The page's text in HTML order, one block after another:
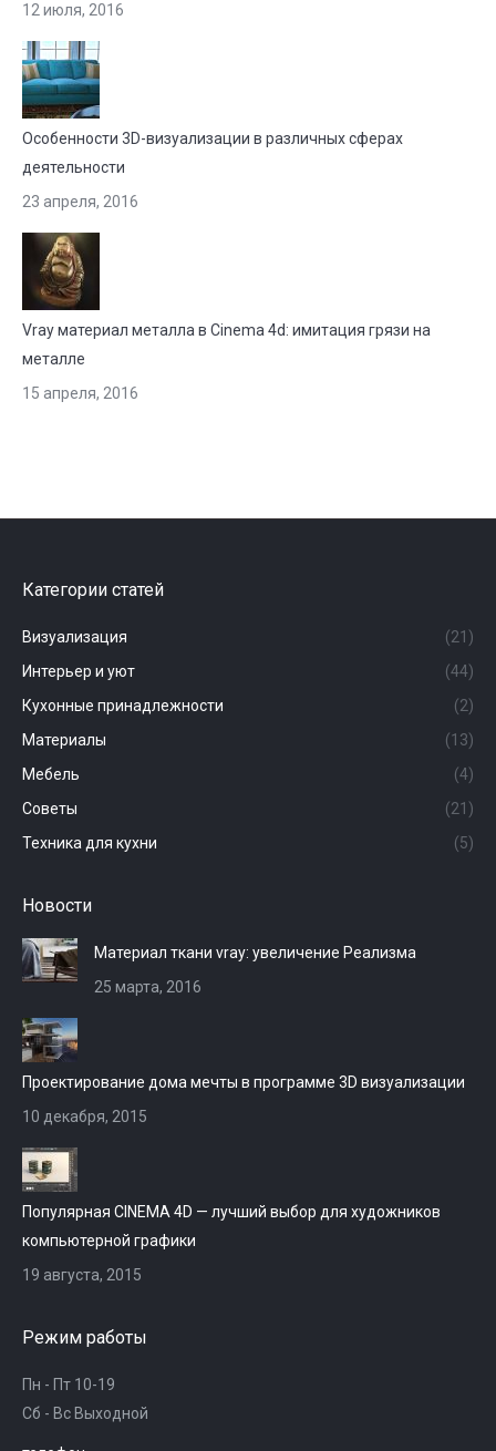
12 июля, 2016
Особенности 3D-визуализации в различных сферах
деятельности
23 апреля, 2016
Vray материал металла в Cinema 4d: имитация грязи на
металле
15 апреля, 2016
Категории статей
Визуализация
(21)
Интерьер и уют
(44)
Кухонные принадлежности
(2)
Материалы
(13)
Мебель
(4)
Советы
(21)
Техника для кухни
(5)
Новости
Материал ткани vray: увеличение Реализма
25 марта, 2016
Проектирование дома мечты в программе 3D визуализации
10 декабря, 2015
Популярная CINEMA 4D — лучший выбор для художников
компьютерной графики
19 августа, 2015
Режим работы
Пн - Пт 10-19
Сб - Вс Выходной